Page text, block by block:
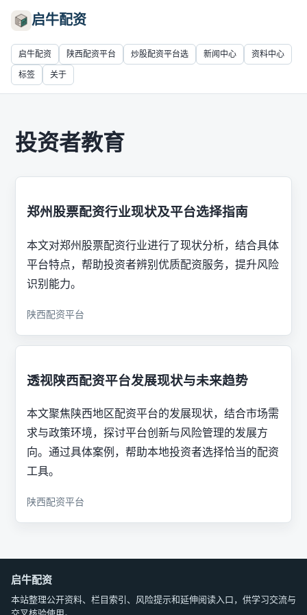
启牛配资
启牛配资 陕西配资平台 炒股配资平台选 新闻中心 资料中心
标签 关于
投资者教育
郑州股票配资行业现状及平台选择指南
本文对郑州股票配资行业进行了现状分析，结合具体
平台特点，帮助投资者辨别优质配资服务，提升风险
识别能力。
陕西配资平台
透视陕西配资平台发展现状与未来趋势
本文聚焦陕西地区配资平台的发展现状，结合市场需
求与政策环境，探讨平台创新与风险管理的发展方
向。通过具体案例，帮助本地投资者选择恰当的配资
工具。
陕西配资平台
启牛配资
本站整理公开资料、栏目索引、风险提示和延伸阅读入口，供学习交流与